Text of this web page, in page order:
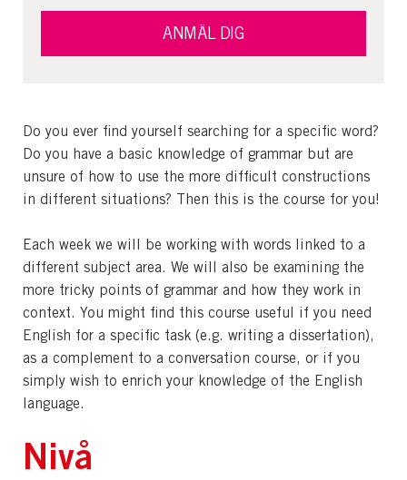
Do you ever find yourself searching for a specific word?
Do you have a basic knowledge of grammar but are
unsure of how to use the more difficult constructions
in different situations? Then this is the course for you!
Each week we will be working with words linked to a
different subject area. We will also be examining the
more tricky points of grammar and how they work in
context. You might find this course useful if you need
English for a specific task (e.g. writing a dissertation),
as a complement to a conversation course, or if you
simply wish to enrich your knowledge of the English
language.
Nivå
ANMÄL DIG